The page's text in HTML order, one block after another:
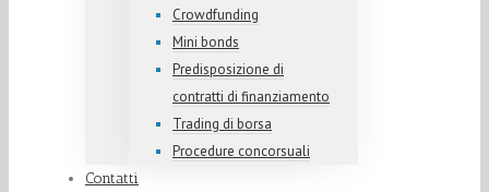
Crowdfunding
Mini bonds
Predisposizione di
contratti di finanziamento
Trading di borsa
Procedure concorsuali
Contatti